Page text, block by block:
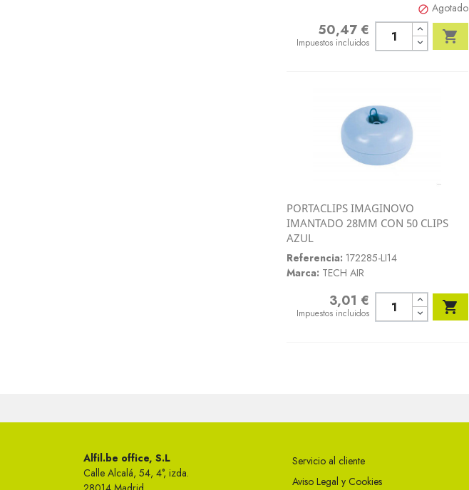
 Agotado
Precio50,47 €
Impuestos incluidos 
Vista rápida
PORTACLIPS IMAGINOVO
IMANTADO 28MM CON 50 CLIPS
AZUL
Referencia: 172285-LI14
Marca: TECH AIR
3,01 €
Impuestos incluidos 
Alfil.be office, S.L
Calle Alcalá, 54, 4°, izda.
Servicio al cliente
Aviso Legal y Cookies